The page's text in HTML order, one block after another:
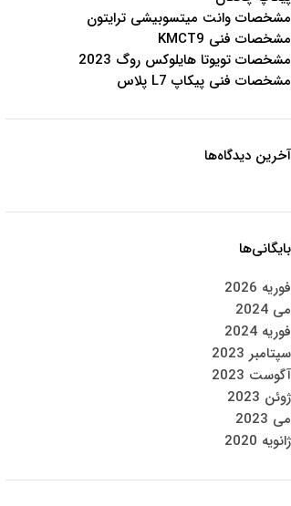
مشخصات وانت میتسوبیشی ترایتون
مشخصات فنی KMCT9
مشخصات تویوتا هایلوکس روگ 2023
مشخصات فنی پیکاپ L7 پلاس
آخرین دیدگاه‌ها
بایگانی‌ها
فوریه 2026
می 2024
فوریه 2024
سپتامبر 2023
آگوست 2023
ژوئن 2023
می 2023
ژانویه 2020